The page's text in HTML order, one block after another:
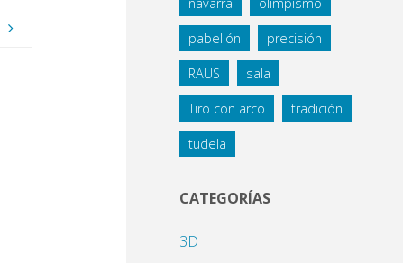
pabellón precisión
RAUS sala
Tiro con arco tradición
tudela
CATEGORÍAS
3D